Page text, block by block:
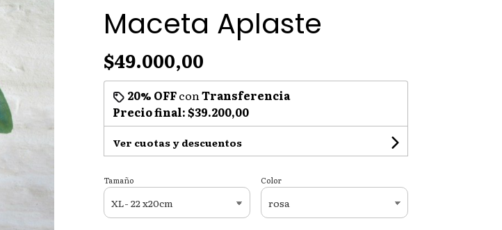
Maceta Aplaste
$49.000,00
20% OFFconTransferencia
Precio final:$39.200,00
Ver cuotas y descuentos
Tamaño Color